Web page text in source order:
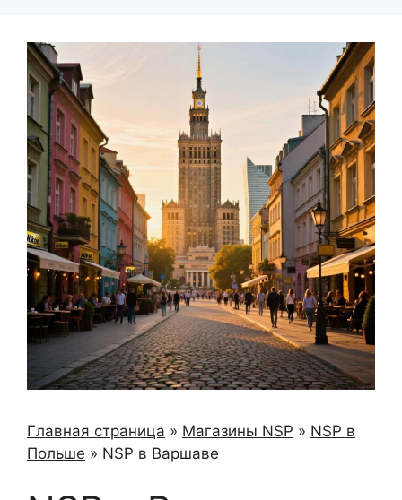
Главная страница » Магазины NSP » NSP в
Польше » NSP в Варшаве